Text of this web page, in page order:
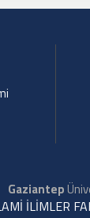
Gaziantep
İLİMLER